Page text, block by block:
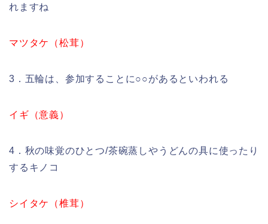
れますね
マツタケ（松茸）
3．五輪は、参加することに○○があるといわれる
イギ（意義）
4．秋の味覚のひとつ/茶碗蒸しやうどんの具に使ったり
するキノコ
シイタケ（椎茸）